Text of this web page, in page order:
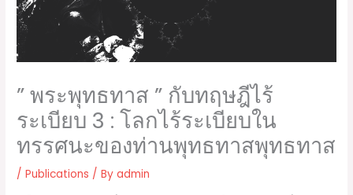
” พระพุทธทาส ” กับทฤษฎีไร้
ระเบียบ 3 : โลกไร้ระเบียบใน
ทรรศนะของท่านพุทธทาสพุทธทาส
/Publications / Byadmin